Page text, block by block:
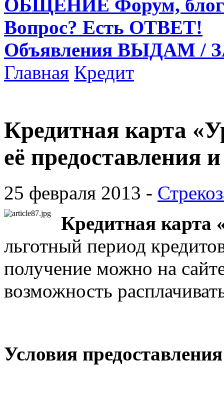
ОБЩЕНИЕ Форум,
Вопрос? Есть ОТВЕТ!
Объявления ВЫДАМ /
Главная Кредит
Кредитная карта
её предоставления
25 февраля 2013 -
Кредитная карта
льготный период
получение можно на
возможность
Условия предоставления